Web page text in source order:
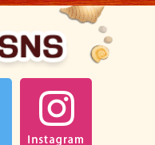
Twitter